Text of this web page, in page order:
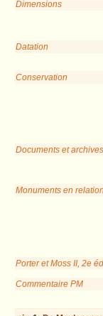
Dimensions
Datation
Conservation
Documents et archives
Monuments en relation
Porter et Moss II, 2e
Commentaire PM